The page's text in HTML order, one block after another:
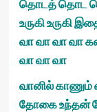
தொடத் தொட
உருகி உருகி
வா வா வா வா
வா வா வா
வானில்
தோகை உந்தன்